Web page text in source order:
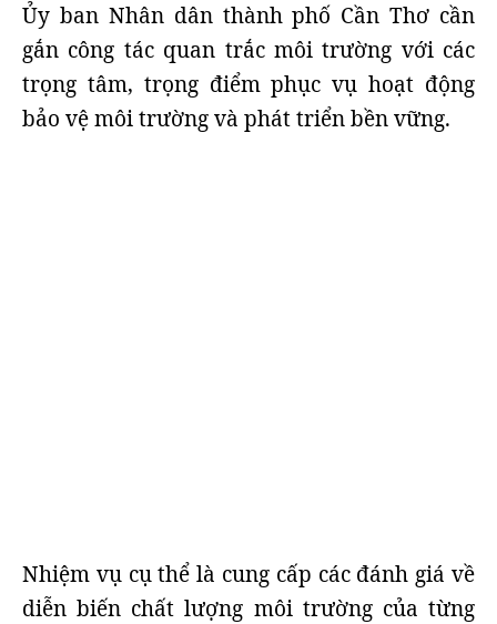
Ủy ban Nhân dân thành phố Cần Thơ cần
gắn công tác quan trắc môi trường với các
trọng tâm, trọng điểm phục vụ hoạt động
bảo vệ môi trường và phát triển bền vững.
Nhiệm vụ cụ thể là cung cấp các đánh giá về
diễn biến chất lượng môi trường của từng